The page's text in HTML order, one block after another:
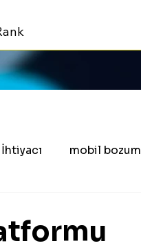
mobil bozum